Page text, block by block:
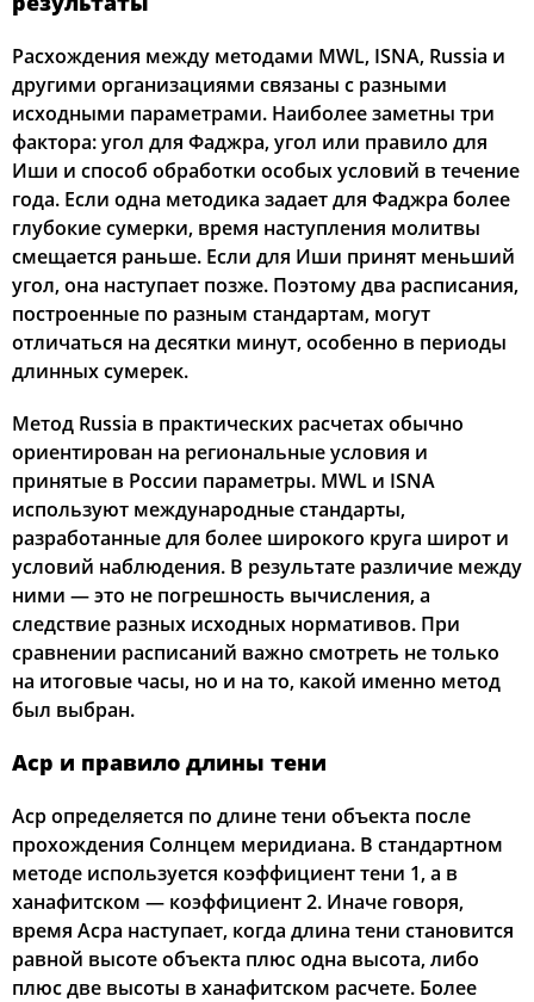
Расхождения между методами MWL, ISNA, Russia и
другими организациями связаны с разными
исходными параметрами. Наиболее заметны три
фактора: угол для Фаджра, угол или правило для
Иши и способ обработки особых условий в течение
года. Если одна методика задает для Фаджра более
глубокие сумерки, время наступления молитвы
смещается раньше. Если для Иши принят меньший
угол, она наступает позже. Поэтому два расписания,
построенные по разным стандартам, могут
отличаться на десятки минут, особенно в периоды
длинных сумерек.
Метод Russia в практических расчетах обычно
ориентирован на региональные условия и
принятые в России параметры. MWL и ISNA
используют международные стандарты,
разработанные для более широкого круга широт и
условий наблюдения. В результате различие между
ними — это не погрешность вычисления, а
следствие разных исходных нормативов. При
сравнении расписаний важно смотреть не только
на итоговые часы, но и на то, какой именно метод
был выбран.
Аср и правило длины тени
Аср определяется по длине тени объекта после
прохождения Солнцем меридиана. В стандартном
методе используется коэффициент тени 1, а в
ханафитском — коэффициент 2. Иначе говоря,
время Асра наступает, когда длина тени становится
равной высоте объекта плюс одна высота, либо
плюс две высоты в ханафитском расчете. Более